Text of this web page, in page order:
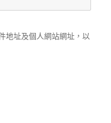
地址及個人網站網址，以